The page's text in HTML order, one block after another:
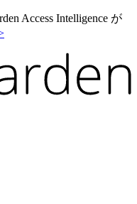
Access Intelligence が